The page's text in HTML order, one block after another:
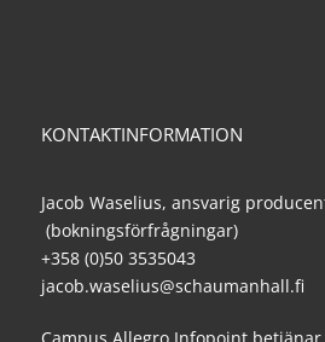
KONTAKTINFORMATION
Jacob Waselius, ansvarig
(bokningsförfrågningar)
+358 (0)50 3535043
jacob.waselius@schaumanhall.fi